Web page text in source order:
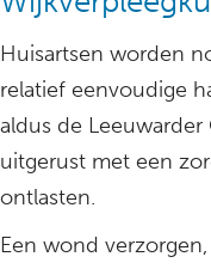
Huisartsen worden
relatief eenvoudige
aldus de
uitgerust met een
ontlasten.
Een wond